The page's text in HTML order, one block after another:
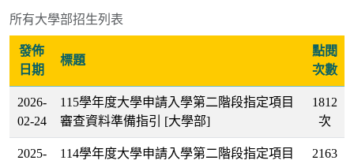
所有大學部招生列表
發佈
日期
標題
點閱
次數
2026-
02-24
115學年度大學申請入學第二階段指定項目
審查資料準備指引 [大學部]
1812
次
2025-
114學年度大學申請入學第二階段指定項目
2163